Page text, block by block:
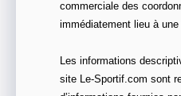
commerciale des
immédiatement lieu à
Les informations
site Le-Sportif.com sont